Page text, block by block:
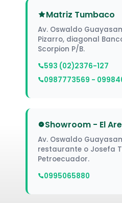
Matriz Tumbaco
Av. Oswaldo
Pizarro, diagonal
Scorpion P/B.
593 (02)2376-127
0987773569 -
Showroom - El
Av. Oswaldo
restaurante o Josefa
Petroecuador.
0995065880